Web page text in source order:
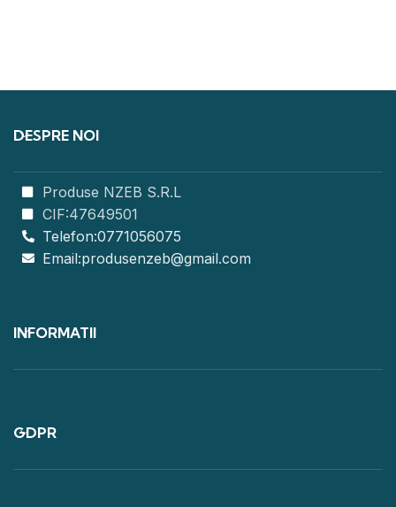
DESPRE NOI
Produse NZEB S.R.L
CIF:47649501
Telefon:0771056075
Email:produsenzeb@gmail.com
INFORMATII
GDPR